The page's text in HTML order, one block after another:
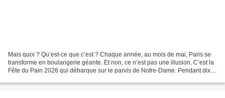
Mais quoi ? Qu’est-ce que c’est ? Chaque année, au mois de mai, Paris se
transforme en boulangerie géante. Et non, ce n’est pas une illusion. C’est la
Fête du Pain 2026 qui débarque sur le parvis de Notre-Dame. Pendant dix